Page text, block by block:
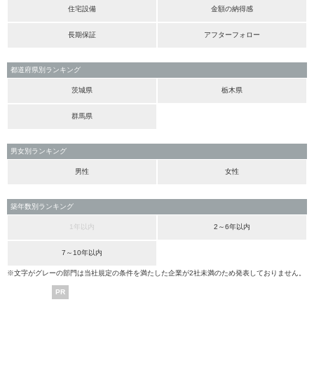
住宅設備 金額の納得感
長期保証 アフターフォロー
都道府県別ランキング
茨城県 栃木県
群馬県
男女別ランキング
男性 女性
築年数別ランキング
1年以内 2～6年以内
7～10年以内
※文字がグレーの部門は当社規定の条件を満たした企業が2社未満のため発表しておりません。
PR